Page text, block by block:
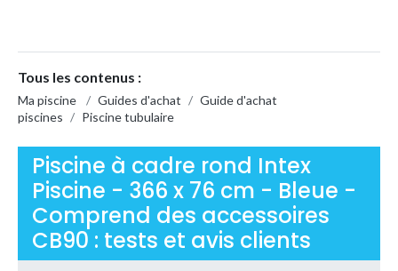
Tous les contenus :
Ma piscine / Guides d'achat / Guide d'achat
piscines / Piscine tubulaire
Piscine à cadre rond Intex
Piscine - 366 x 76 cm - Bleue -
Comprend des accessoires
CB90 : tests et avis clients